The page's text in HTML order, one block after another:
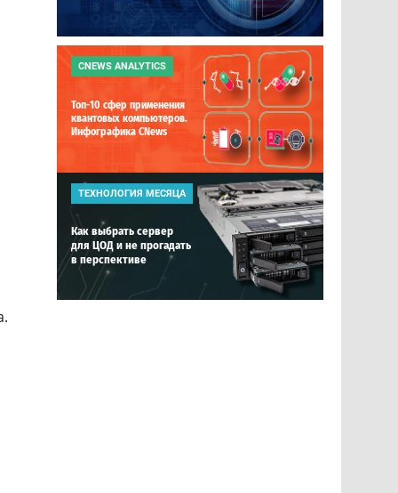
CNEWS ANALYTICS
Топ-10 сфер применения
квантовых компьютеров.
Инфографика CNews
ТЕХНОЛОГИЯ МЕСЯЦА
Как выбрать сервер
для ЦОД и не прогадать
в перспективе